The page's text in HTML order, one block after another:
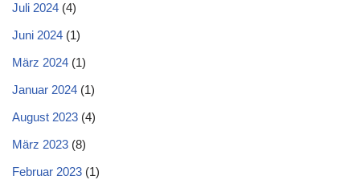
Juli 2024 (4)
Juni 2024 (1)
März 2024 (1)
Januar 2024 (1)
August 2023 (4)
März 2023 (8)
Februar 2023 (1)